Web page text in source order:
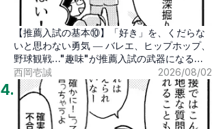
【推薦入試の基本⑩】「好き」を、くだらな
いと思わない勇気 ― バレエ、ヒップホップ、
野球観戦…"趣味"が推薦入試の武器になる時
代
西岡壱誠 2026/08/02
4.